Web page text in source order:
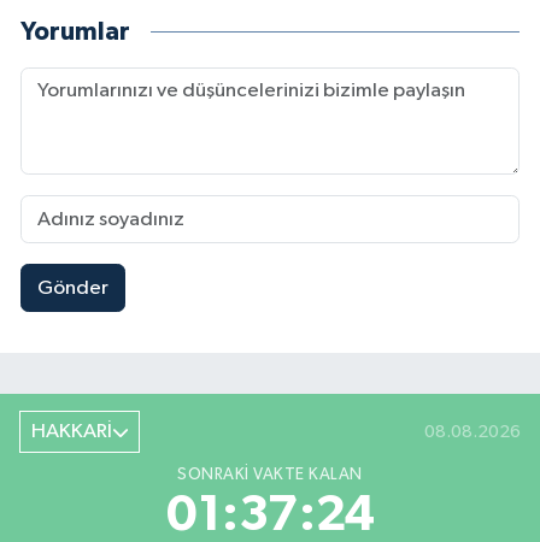
Yorumlar
Gönder
HAKKARİ 08.08.2026
SONRAKI VAKTE KALAN
01:37:23